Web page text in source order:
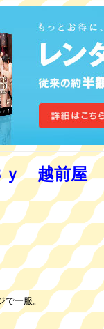
ｙ 越前屋
一服。